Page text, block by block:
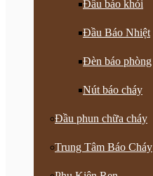
Đầu báo khói
Đầu Báo Nhiệt
Đèn báo phòng
Nút báo cháy
Đầu phun chữa cháy
Trung Tâm Báo Cháy